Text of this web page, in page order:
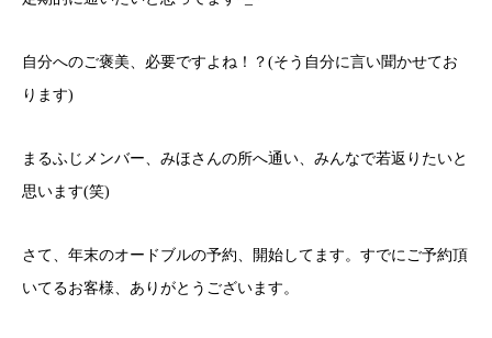
自分へのご褒美、必要ですよね！？(そう自分に言い聞かせてお
ります)
まるふじメンバー、みほさんの所へ通い、みんなで若返りたいと
思います(笑)
さて、年末のオードブルの予約、開始してます。すでにご予約頂
いてるお客様、ありがとうございます。